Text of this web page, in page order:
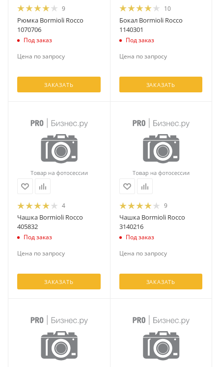
9
Рюмка Bormioli Rocco
1070706
Под заказ
Цена по запросу
ЗАКАЗАТЬ
10
Бокал Bormioli Rocco
1140301
Под заказ
Цена по запросу
ЗАКАЗАТЬ
4
Чашка Bormioli Rocco
405832
Под заказ
Цена по запросу
ЗАКАЗАТЬ
9
Чашка Bormioli Rocco
3140216
Под заказ
Цена по запросу
ЗАКАЗАТЬ